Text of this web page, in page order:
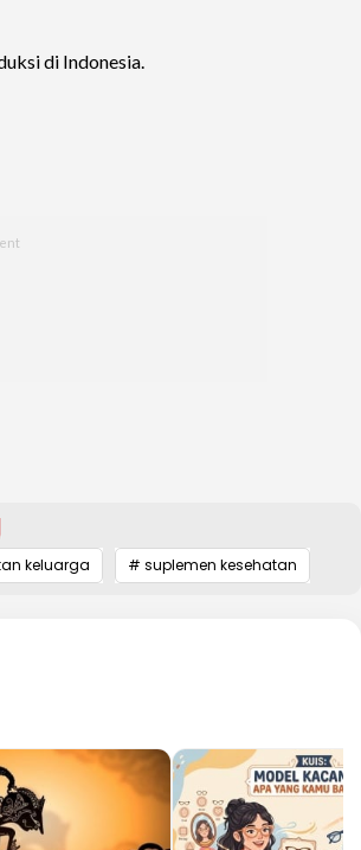
di Indonesia.
keluarga # suplemen kesehatan